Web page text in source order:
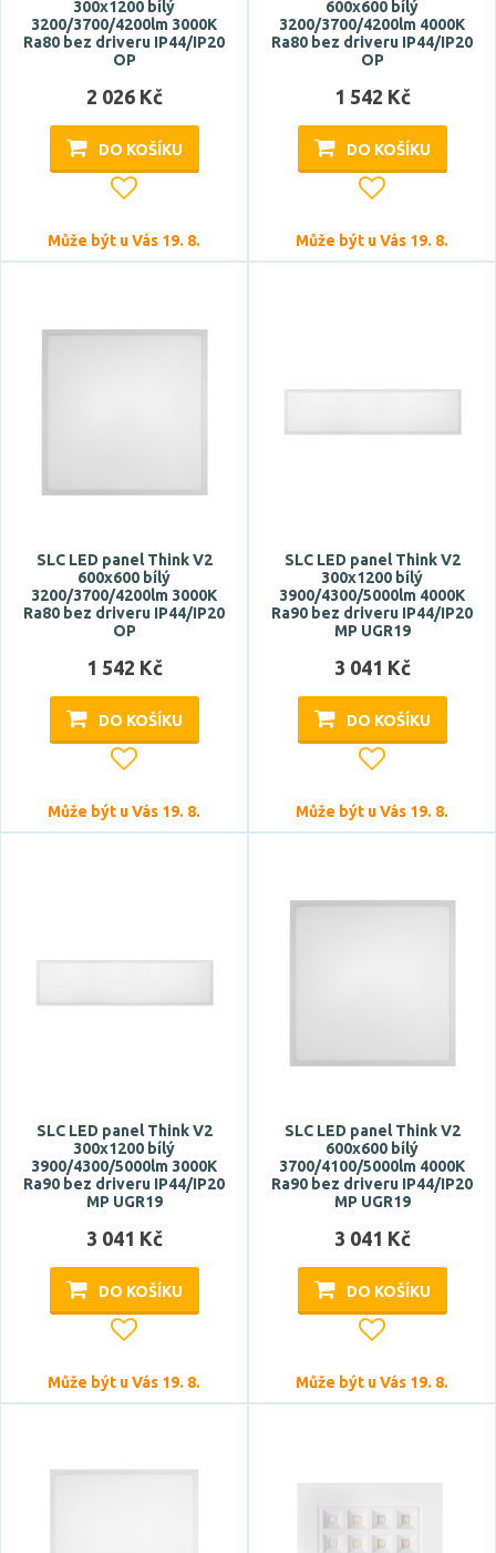
ano
nebe
plast
Funkce
CCT
dálkové ovládání
provoz na externím driveru
předvolba intenzity
Styl
Stupeň krytí
IP20
IP43
IP44
Výška
300x1200 bílý
3200/3700/4200lm 3000K
Ra80 bez driveru IP44/IP20
OP
2 026 Kč
DO KOŠÍKU
Může být u Vás 19. 8.
600x600 bílý
3200/3700/4200lm 4000K
Ra80 bez driveru IP44/IP20
OP
1 542 Kč
DO KOŠÍKU
Může být u Vás 19. 8.
SLC LED panel Think V2
600x600 bílý
3200/3700/4200lm 3000K
Ra80 bez driveru IP44/IP20
OP
1 542 Kč
DO KOŠÍKU
Může být u Vás 19. 8.
SLC LED panel Think V2
300x1200 bílý
3900/4300/5000lm 4000K
Ra90 bez driveru IP44/IP20
MP UGR19
3 041 Kč
DO KOŠÍKU
Může být u Vás 19. 8.
SLC LED panel Think V2
300x1200 bílý
3900/4300/5000lm 3000K
Ra90 bez driveru IP44/IP20
MP UGR19
3 041 Kč
DO KOŠÍKU
Může být u Vás 19. 8.
SLC LED panel Think V2
600x600 bílý
3700/4100/5000lm 4000K
Ra90 bez driveru IP44/IP20
MP UGR19
3 041 Kč
DO KOŠÍKU
Může být u Vás 19. 8.